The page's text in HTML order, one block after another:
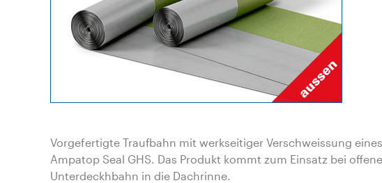
Vorgefertigte Traufbahn mit werkseitiger Verschweissung
Ampatop Seal GHS. Das Produkt kommt zum Einsatz bei
Unterdeckhbahn in die Dachrinne.